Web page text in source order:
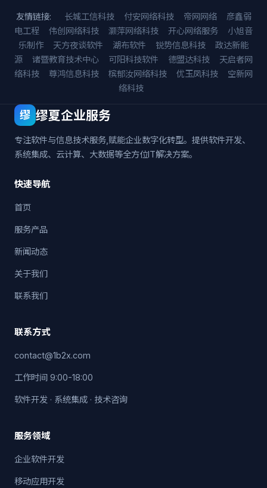
友情链接: 长城工信科技 付安网络科技 帝网网络
彦鑫弱
电工程
伟创网络科技 灏萍网络科技 开心网络服务
小旭音
乐制作
天方夜谈软件 湖布软件 锐势信息科技
政达新能
源
诸暨教育技术中心 可阳科技软件 德盟达科技
天启者网
络科技
尊鸿信息科技 槟郁汝网络科技 优玉凤科技
空新网
络科技
缪 缪夏企业服务
专注软件与信息技术服务,赋能企业数字化转型。提供软件开发、
系统集成、云计算、大数据等全方位IT解决方案。
快速导航
首页
服务产品
新闻动态
关于我们
联系我们
联系方式
contact@1b2x.com
工作时间 9:00-18:00
软件开发 · 系统集成 · 技术咨询
服务领域
企业软件开发
移动应用开发